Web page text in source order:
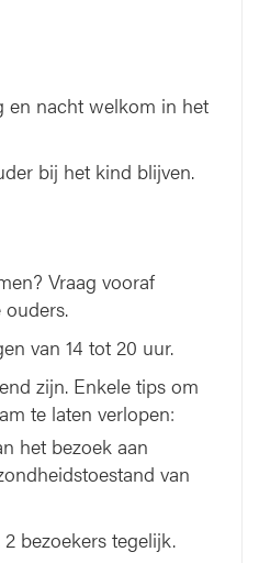
en nacht welkom in het
bij het kind blijven.
Vraag vooraf
van 14 tot 20 uur.
zijn. Enkele tips om
te laten verlopen:
het bezoek aan
van
bezoekers tegelijk.